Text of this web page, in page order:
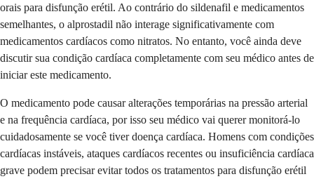
orais para disfunção erétil. Ao contrário do sildenafil e medicamentos
semelhantes, o alprostadil não interage significativamente com
medicamentos cardíacos como nitratos. No entanto, você ainda deve
discutir sua condição cardíaca completamente com seu médico antes de
iniciar este medicamento.
O medicamento pode causar alterações temporárias na pressão arterial
e na frequência cardíaca, por isso seu médico vai querer monitorá-lo
cuidadosamente se você tiver doença cardíaca. Homens com condições
cardíacas instáveis, ataques cardíacos recentes ou insuficiência cardíaca
grave podem precisar evitar todos os tratamentos para disfunção erétil